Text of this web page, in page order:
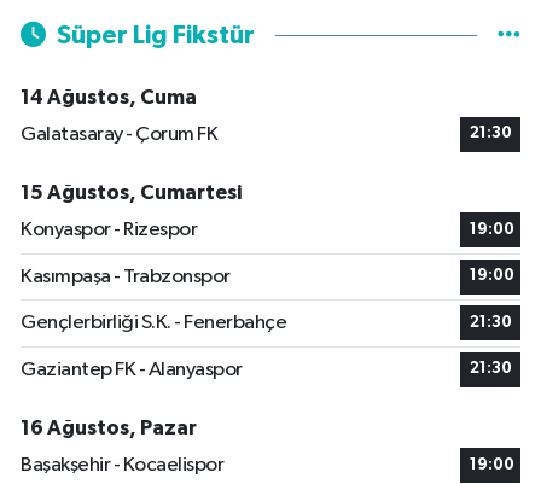
Süper Lig Fikstür
14 Ağustos, Cuma
Galatasaray - Çorum FK
21:30
15 Ağustos, Cumartesi
Konyaspor - Rizespor
19:00
Kasımpaşa - Trabzonspor 19:00
Gençlerbirliği S.K. - Fenerbahçe 21:30
Gaziantep FK - Alanyaspor 21:30
16 Ağustos, Pazar
Başakşehir - Kocaelispor
19:00